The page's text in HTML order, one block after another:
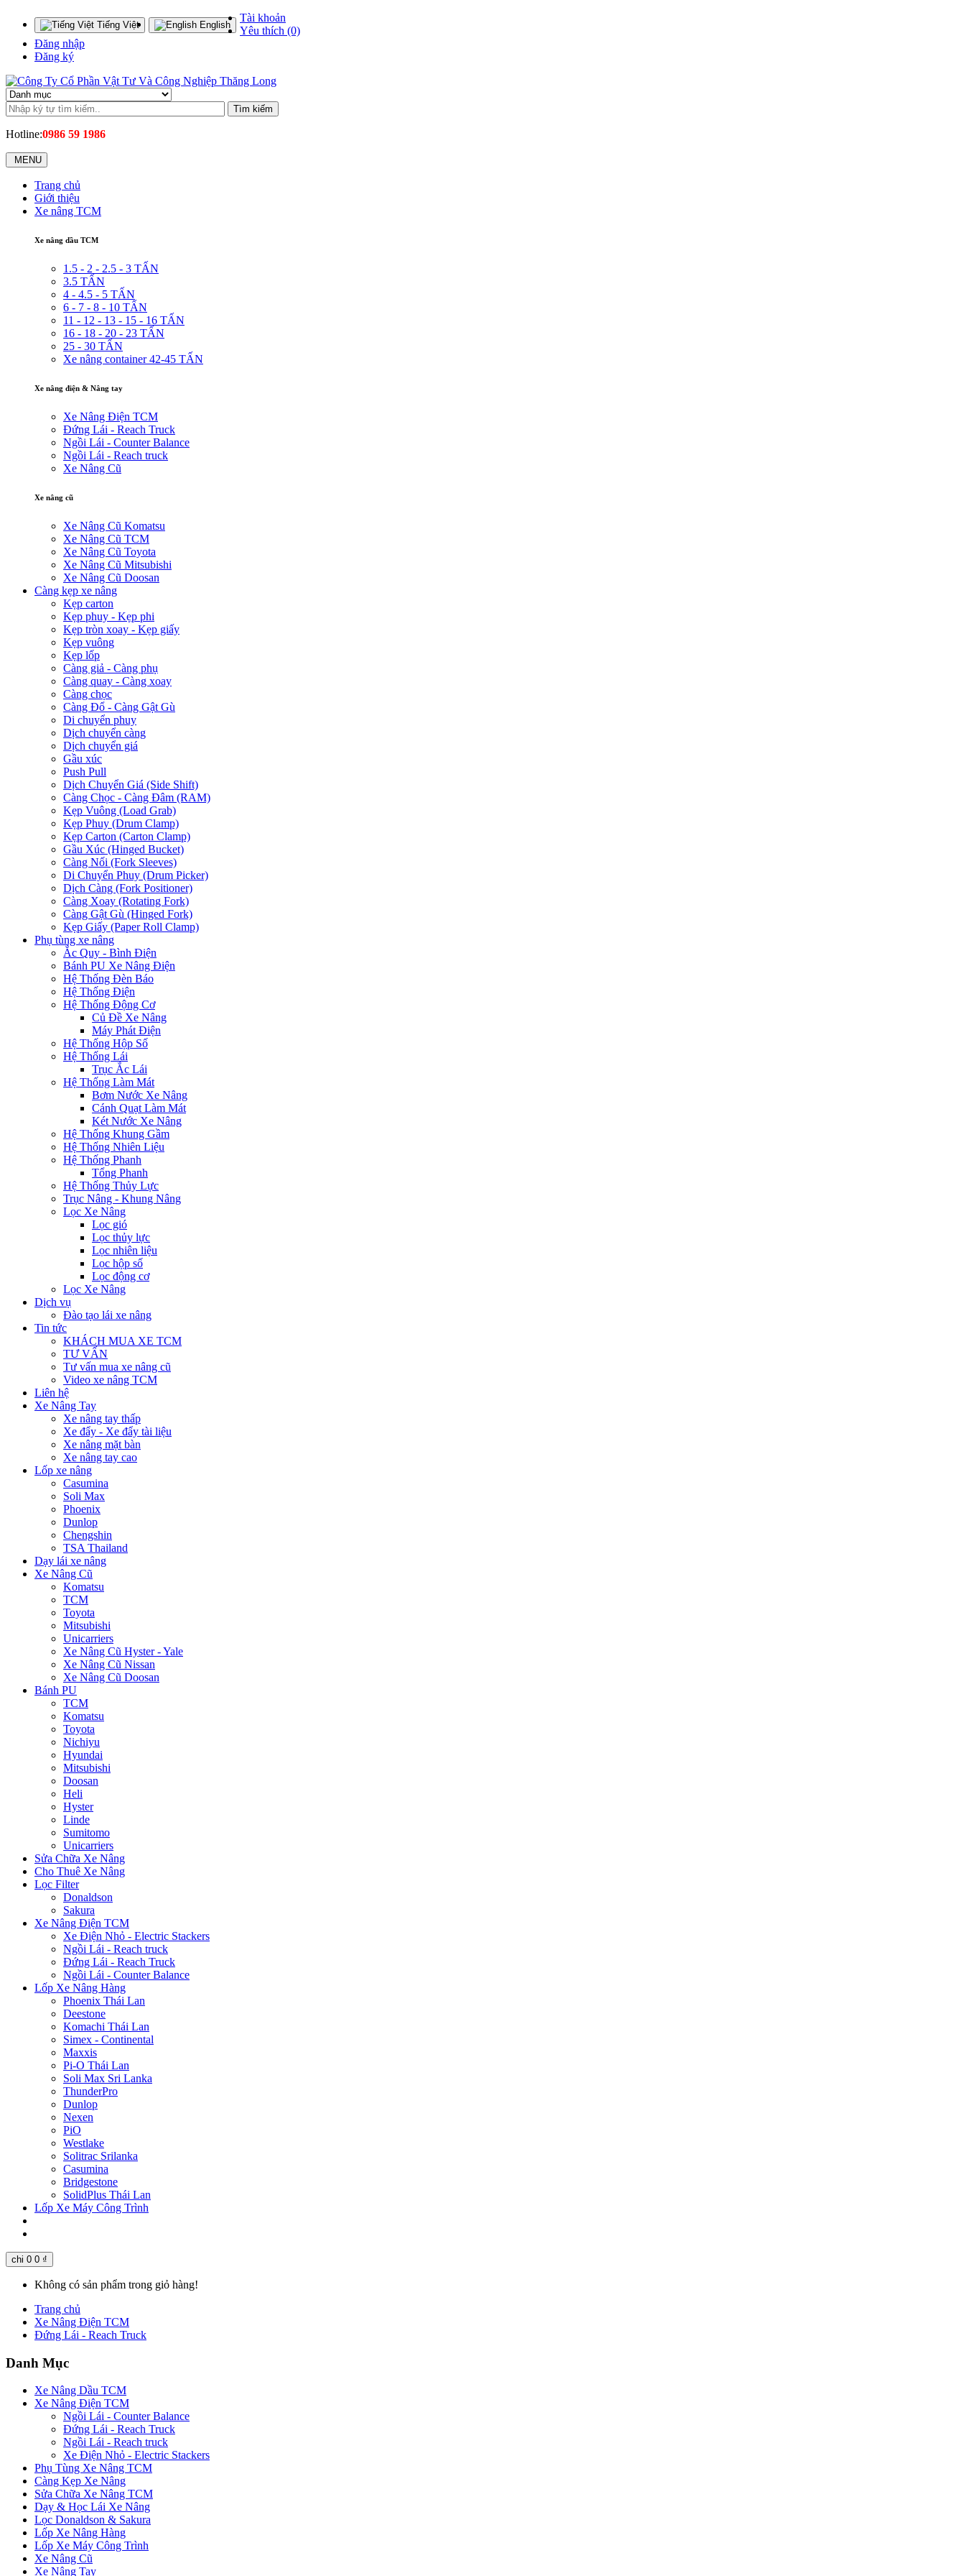
Tiếng Việt English
Tài khoản
Yêu thích (0)
Đăng nhập
Đăng ký
Tìm kiếm
Hotline:0986 59 1986
MENU
Trang chủ
Giới thiệu
Xe nâng TCM
Xe nâng dầu TCM
1.5 - 2 - 2.5 - 3 TẤN
3.5 TẤN
4 - 4.5 - 5 TẤN
6 - 7 - 8 - 10 TẤN
11 - 12 - 13 - 15 - 16 TẤN
16 - 18 - 20 - 23 TẤN
25 - 30 TẤN
Xe nâng container 42-45 TẤN
Xe nâng điện & Nâng tay
Xe Nâng Điện TCM
Đứng Lái - Reach Truck
Ngồi Lái - Counter Balance
Ngồi Lái - Reach truck
Xe Nâng Cũ
Xe nâng cũ
Xe Nâng Cũ Komatsu
Xe Nâng Cũ TCM
Xe Nâng Cũ Toyota
Xe Nâng Cũ Mitsubishi
Xe Nâng Cũ Doosan
Càng kẹp xe nâng
Kẹp carton
Kẹp phuy - Kẹp phi
Kẹp tròn xoay - Kẹp giấy
Kẹp vuông
Kẹp lốp
Càng giả - Càng phụ
Càng quay - Càng xoay
Càng chọc
Càng Đổ - Càng Gật Gù
Di chuyển phuy
Dịch chuyển càng
Dịch chuyển giá
Gầu xúc
Push Pull
Dịch Chuyển Giá (Side Shift)
Càng Chọc - Càng Đâm (RAM)
Kẹp Vuông (Load Grab)
Kẹp Phuy (Drum Clamp)
Kẹp Carton (Carton Clamp)
Gầu Xúc (Hinged Bucket)
Càng Nối (Fork Sleeves)
Di Chuyển Phuy (Drum Picker)
Dịch Càng (Fork Positioner)
Càng Xoay (Rotating Fork)
Càng Gật Gù (Hinged Fork)
Kẹp Giấy (Paper Roll Clamp)
Phụ tùng xe nâng
Ắc Quy - Bình Điện
Bánh PU Xe Nâng Điện
Hệ Thống Đèn Báo
Hệ Thống Điện
Hệ Thống Động Cơ
Củ Đề Xe Nâng
Máy Phát Điện
Hệ Thống Hộp Số
Hệ Thống Lái
Trục Ắc Lái
Hệ Thống Làm Mát
Bơm Nước Xe Nâng
Cánh Quạt Làm Mát
Két Nước Xe Nâng
Hệ Thống Khung Gầm
Hệ Thống Nhiên Liệu
Hệ Thống Phanh
Tổng Phanh
Hệ Thống Thủy Lực
Trục Nâng - Khung Nâng
Lọc Xe Nâng
Lọc gió
Lọc thủy lực
Lọc nhiên liệu
Lọc hộp số
Lọc động cơ
Lọc Xe Nâng
Dịch vụ
Đào tạo lái xe nâng
Tin tức
KHÁCH MUA XE TCM
TƯ VẤN
Tư vấn mua xe nâng cũ
Video xe nâng TCM
Liên hệ
Xe Nâng Tay
Xe nâng tay thấp
Xe đẩy - Xe đẩy tài liệu
Xe nâng mặt bàn
Xe nâng tay cao
Lốp xe nâng
Casumina
Soli Max
Phoenix
Dunlop
Chengshin
TSA Thailand
Dạy lái xe nâng
Xe Nâng Cũ
Komatsu
TCM
Toyota
Mitsubishi
Unicarriers
Xe Nâng Cũ Hyster - Yale
Xe Nâng Cũ Nissan
Xe Nâng Cũ Doosan
Bánh PU
TCM
Komatsu
Toyota
Nichiyu
Hyundai
Mitsubishi
Doosan
Heli
Hyster
Linde
Sumitomo
Unicarriers
Sửa Chữa Xe Nâng
Cho Thuê Xe Nâng
Lọc Filter
Donaldson
Sakura
Xe Nâng Điện TCM
Xe Điện Nhỏ - Electric Stackers
Ngồi Lái - Reach truck
Đứng Lái - Reach Truck
Ngồi Lái - Counter Balance
Lốp Xe Nâng Hàng
Phoenix Thái Lan
Deestone
Komachi Thái Lan
Simex - Continental
Maxxis
Pi-O Thái Lan
Soli Max Sri Lanka
ThunderPro
Dunlop
Nexen
PiO
Westlake
Solitrac Srilanka
Casumina
Bridgestone
SolidPlus Thái Lan
Lốp Xe Máy Công Trình
chi 0 0 ₫
Không có sản phẩm trong giỏ hàng!
Trang chủ
Xe Nâng Điện TCM
Đứng Lái - Reach Truck
Danh Mục
Xe Nâng Dầu TCM
Xe Nâng Điện TCM
Ngồi Lái - Counter Balance
Đứng Lái - Reach Truck
Ngồi Lái - Reach truck
Xe Điện Nhỏ - Electric Stackers
Phụ Tùng Xe Nâng TCM
Càng Kẹp Xe Nâng
Sửa Chữa Xe Nâng TCM
Dạy & Học Lái Xe Nâng
Lọc Donaldson & Sakura
Lốp Xe Nâng Hàng
Lốp Xe Máy Công Trình
Xe Nâng Cũ
Xe Nâng Tay